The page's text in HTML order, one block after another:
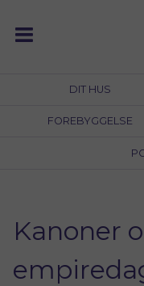
content
DIT HUS
FOREBYGGELSE
Kanoner